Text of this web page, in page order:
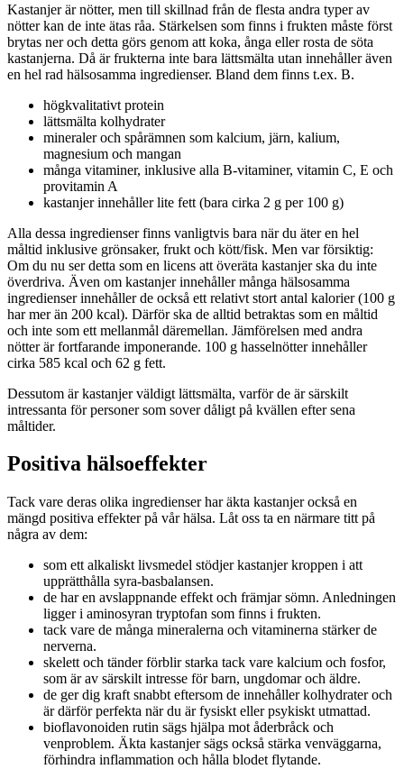
Kastanjer är nötter, men till skillnad från de flesta andra typer av
nötter kan de inte ätas råa. Stärkelsen som finns i frukten måste först
brytas ner och detta görs genom att koka, ånga eller rosta de söta
kastanjerna. Då är frukterna inte bara lättsmälta utan innehåller även
en hel rad hälsosamma ingredienser. Bland dem finns t.ex. B.
högkvalitativt protein
lättsmälta kolhydrater
mineraler och spårämnen som kalcium, järn, kalium,
magnesium och mangan
många vitaminer, inklusive alla B-vitaminer, vitamin C, E och
provitamin A
kastanjer innehåller lite fett (bara cirka 2 g per 100 g)
Alla dessa ingredienser finns vanligtvis bara när du äter en hel
måltid inklusive grönsaker, frukt och kött/fisk. Men var försiktig:
Om du nu ser detta som en licens att överäta kastanjer ska du inte
överdriva. Även om kastanjer innehåller många hälsosamma
ingredienser innehåller de också ett relativt stort antal kalorier (100 g
har mer än 200 kcal). Därför ska de alltid betraktas som en måltid
och inte som ett mellanmål däremellan. Jämförelsen med andra
nötter är fortfarande imponerande. 100 g hasselnötter innehåller
cirka 585 kcal och 62 g fett.
Dessutom är kastanjer väldigt lättsmälta, varför de är särskilt
intressanta för personer som sover dåligt på kvällen efter sena
måltider.
Positiva hälsoeffekter
Tack vare deras olika ingredienser har äkta kastanjer också en
mängd positiva effekter på vår hälsa. Låt oss ta en närmare titt på
några av dem:
som ett alkaliskt livsmedel stödjer kastanjer kroppen i att
upprätthålla syra-basbalansen.
de har en avslappnande effekt och främjar sömn. Anledningen
ligger i aminosyran tryptofan som finns i frukten.
tack vare de många mineralerna och vitaminerna stärker de
nerverna.
skelett och tänder förblir starka tack vare kalcium och fosfor,
som är av särskilt intresse för barn, ungdomar och äldre.
de ger dig kraft snabbt eftersom de innehåller kolhydrater och
är därför perfekta när du är fysiskt eller psykiskt utmattad.
bioflavonoiden rutin sägs hjälpa mot åderbråck och
venproblem. Äkta kastanjer sägs också stärka venväggarna,
förhindra inflammation och hålla blodet flytande.